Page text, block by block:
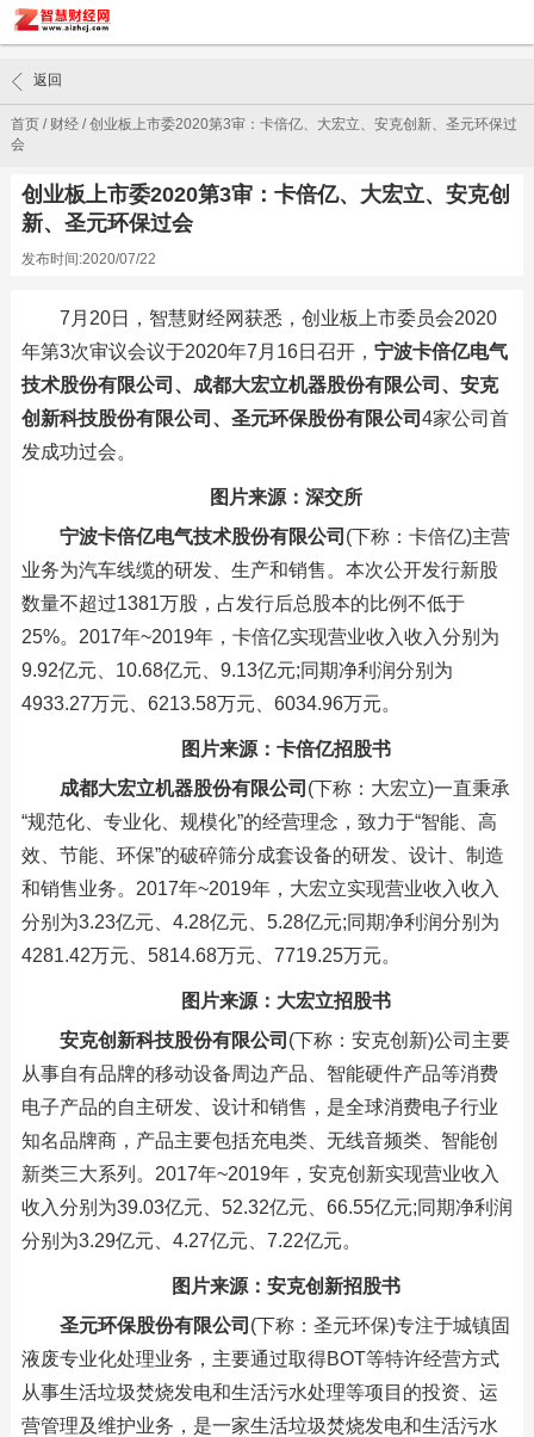
首页/ 财经/创业板上市委2020第3审：卡倍亿、大宏立、安克创新、圣元环保过
会
返回
创业板上市委2020第3审：卡倍亿、大宏立、安克创
新、圣元环保过会
发布时间:2020/07/22
7月20日，智慧财经网获悉，创业板上市委员会2020
年第3次审议会议于2020年7月16日召开， 宁波卡倍亿电气
技术股份有限公司、成都大宏立机器股份有限公司、安克
创新科技股份有限公司、圣元环保股份有限公司 4家公司首
发成功过会。
图片来源：深交所
宁波卡倍亿电气技术股份有限公司 (下称：卡倍亿)主营
业务为汽车线缆的研发、生产和销售。本次公开发行新股
数量不超过1381万股，占发行后总股本的比例不低于
25%。2017年~2019年，卡倍亿实现营业收入收入分别为
9.92亿元、10.68亿元、9.13亿元;同期净利润分别为
4933.27万元、6213.58万元、6034.96万元。
图片来源：卡倍亿招股书
成都大宏立机器股份有限公司 (下称：大宏立)一直秉承
“规范化、专业化、规模化”的经营理念，致力于“智能、高
效、节能、环保”的破碎筛分成套设备的研发、设计、制造
和销售业务。2017年~2019年，大宏立实现营业收入收入
分别为3.23亿元、4.28亿元、5.28亿元;同期净利润分别为
4281.42万元、5814.68万元、7719.25万元。
图片来源：大宏立招股书
安克创新科技股份有限公司 (下称：安克创新)公司主要
从事自有品牌的移动设备周边产品、智能硬件产品等消费
电子产品的自主研发、设计和销售，是全球消费电子行业
知名品牌商，产品主要包括充电类、无线音频类、智能创
新类三大系列。2017年~2019年，安克创新实现营业收入
收入分别为39.03亿元、52.32亿元、66.55亿元;同期净利润
分别为3.29亿元、4.27亿元、7.22亿元。
图片来源：安克创新招股书
圣元环保股份有限公司 (下称：圣元环保)专注于城镇固
液废专业化处理业务，主要通过取得BOT等特许经营方式
从事生活垃圾焚烧发电和生活污水处理等项目的投资、运
营管理及维护业务，是一家生活垃圾焚烧发电和生活污水